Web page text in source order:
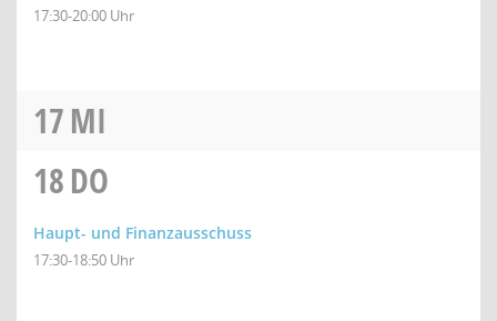
17:30-20:00 Uhr
17MI
18DO
Haupt- und Finanzausschuss
17:30-18:50 Uhr